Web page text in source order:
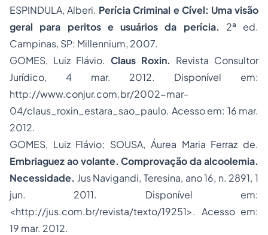
ESPINDULA, Alberi. Perícia Criminal e Cível: Uma visão
geral para peritos e usuários da perícia. 2ª ed.
Campinas, SP: Millennium, 2007.
GOMES, Luiz Flávio. Claus Roxin. Revista Consultor
Jurídico, 4 mar. 2012. Disponível em:
http://www.conjur.com.br/2002-mar-
04/claus_roxin_estara_sao_paulo. Acesso em: 16 mar.
2012.
GOMES, Luiz Flávio; SOUSA, Áurea Maria Ferraz de.
Embriaguez ao volante. Comprovação da alcoolemia.
Necessidade. Jus Navigandi, Teresina, ano 16, n. 2891, 1
jun. 2011. Disponível em:
<http://jus.com.br/revista/texto/19251>. Acesso em:
19 mar. 2012.